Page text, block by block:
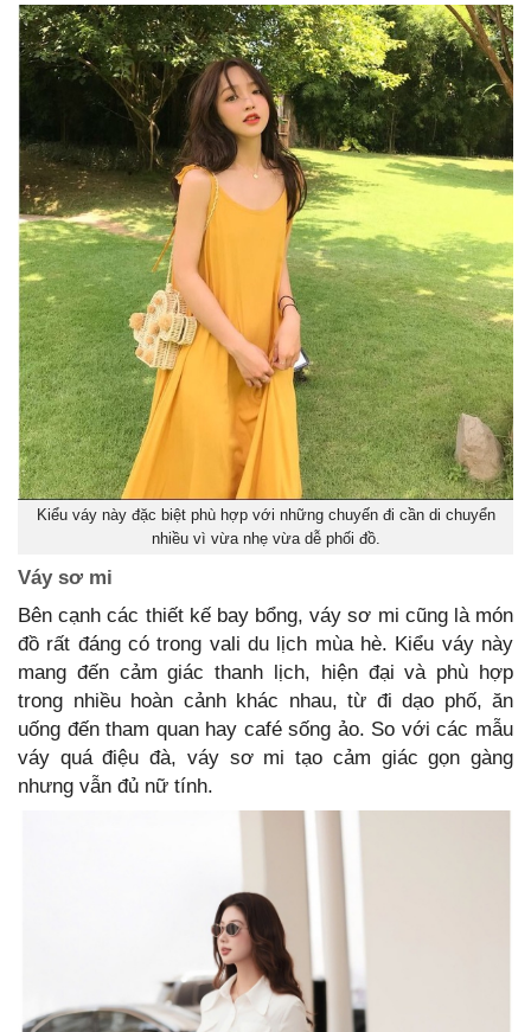
Kiểu váy này đặc biệt phù hợp với những chuyến đi cần di chuyển
nhiều vì vừa nhẹ vừa dễ phối đồ.
Váy sơ mi
Bên cạnh các thiết kế bay bổng, váy sơ mi cũng là món
đồ rất đáng có trong vali du lịch mùa hè. Kiểu váy này
mang đến cảm giác thanh lịch, hiện đại và phù hợp
trong nhiều hoàn cảnh khác nhau, từ đi dạo phố, ăn
uống đến tham quan hay café sống ảo. So với các mẫu
váy quá điệu đà, váy sơ mi tạo cảm giác gọn gàng
nhưng vẫn đủ nữ tính.